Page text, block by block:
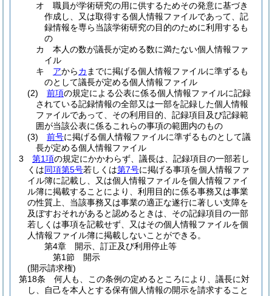
オ
職員が学術研究の用に供するためその発意に基づき
作成し、又は取得する個人情報ファイルであって、記
録情報を専ら当該学術研究の目的のために利用するも
の
カ
本人の数が議長が定める数に満たない個人情報ファ
イル
キ
アからカ までに掲げる個人情報ファイルに準ずるも
のとして議長が定める個人情報ファイル
(2)
前項の規定による公表に係る個人情報ファイルに記録
されている記録情報の全部又は一部を記録した個人情報
ファイルであって、その利用目的、記録項目及び記録範
囲が当該公表に係るこれらの事項の範囲内のもの
(3)
前号に掲げる個人情報ファイルに準ずるものとして議
長が定める個人情報ファイル
3
第1項の規定にかかわらず、議長は、記録項目の一部若し
くは同項第5号若しくは第7号に掲げる事項を個人情報ファ
イル簿に記載し、又は個人情報ファイルを個人情報ファイ
ル簿に掲載することにより、利用目的に係る事務又は事業
の性質上、当該事務又は事業の適正な遂行に著しい支障を
及ぼすおそれがあると認めるときは、その記録項目の一部
若しくは事項を記載せず、又はその個人情報ファイルを個
人情報ファイル簿に掲載しないことができる。
第4章
開示、訂正及び利用停止等
第1節
開示
(開示請求権)
第18条
何人も、この条例の定めるところにより、議長に対
し、自己を本人とする保有個人情報の開示を請求すること